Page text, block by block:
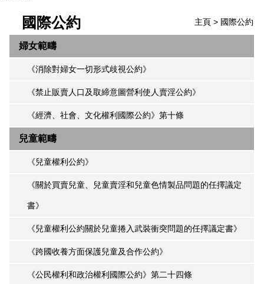
國際公約 主頁 > 國際公約
婦女範疇
《消除對婦女一切形式歧視公約》
《禁止販賣人口及取締意圖營利使人賣淫公約》
《經濟、社會、文化權利國際公約》第十條
兒童範疇
《兒童權利公約》
《關於買賣兒童、兒童賣淫和兒童色情製品問題的任擇議定
書》
《兒童權利公約關於兒童捲入武裝衝突問題的任擇議定書》
《跨國收養方面保護兒童及合作公約》
《公民權利和政治權利國際公約》第二十四條